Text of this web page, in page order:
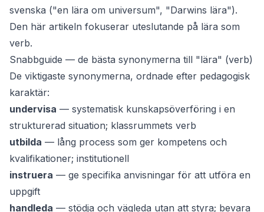
svenska ("en lära om universum", "Darwins lära").
Den här artikeln fokuserar uteslutande på lära som
verb.
Snabbguide — de bästa synonymerna till "lära" (verb)
De viktigaste synonymerna, ordnade efter pedagogisk
karaktär:
undervisa — systematisk kunskapsöverföring i en
strukturerad situation; klassrummets verb
utbilda — lång process som ger kompetens och
kvalifikationer; institutionell
instruera — ge specifika anvisningar för att utföra en
uppgift
handleda — stödja och vägleda utan att styra; bevara